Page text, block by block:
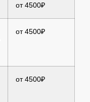
от 4500₽
от 4500₽
от 4500₽